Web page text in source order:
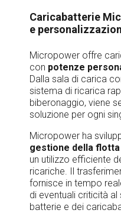
Caricabatterie
e
Micropower offre
con potenze
Dalla sala di carica
sistema di ricarica
biberonaggio, viene
soluzione per ogni
Micropower ha
gestione della flotta
un utilizzo efficiente
ricariche. Il
fornisce in tempo
di eventuali criticità al
batterie e dei